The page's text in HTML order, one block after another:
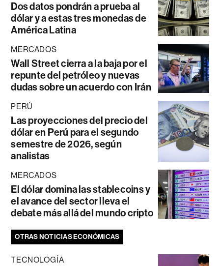
Dos datos pondrán a prueba al
dólar y a estas tres monedas de
América Latina
MERCADOS
Wall Street cierra a la baja por el
repunte del petróleo y nuevas
dudas sobre un acuerdo con Irán
PERÚ
Las proyecciones del precio del
dólar en Perú para el segundo
semestre de 2026, según
analistas
MERCADOS
El dólar domina las stablecoins y
el avance del sector lleva el
debate más allá del mundo cripto
OTRAS NOTICIAS ECONÓMICAS
TECNOLOGÍA